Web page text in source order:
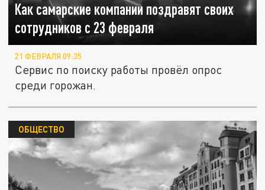
Как самарские компании поздравят своих
сотрудников с 23 февраля
21 ФЕВРАЛЯ 09:35
Сервис по поиску работы провёл опрос
среди горожан.
ОБЩЕСТВО